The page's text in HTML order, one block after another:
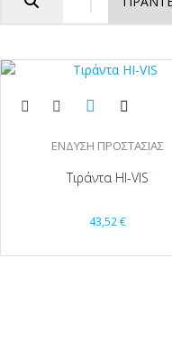
ΕΝΔΥΣΗ ΠΡΟΣΤΑΣΙΑΣ
Τιράντα HI-VIS
43,52€